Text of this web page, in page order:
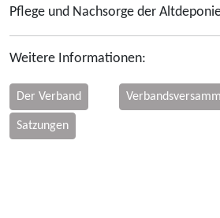
Pflege und Nachsorge der
Weitere Informationen:
Der Verband
Satzungen